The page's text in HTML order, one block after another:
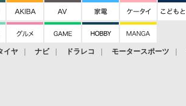
イヤ ナビ ドラレコ モータースポーツ